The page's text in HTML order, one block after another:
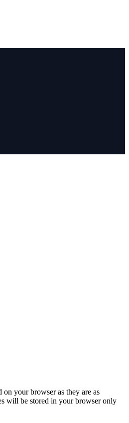
your browser as they are as
will be stored in your browser only